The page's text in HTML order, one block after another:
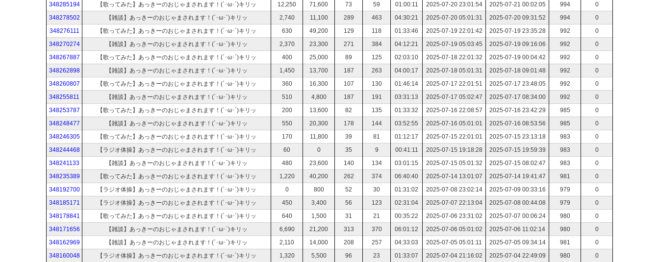
348285194
【歌ってみた】あっきーのおじゃまされます！(`･ω･´)キリッ 12,250 71,600 73 59 01:00:11 2025-07-20 23:01:54 2025-07-21 00:02:05 994
0
348278502
【雑談】あっきーのおじゃまされます！(`･ω･´)キリッ 2,740 11,100 289 463 04:30:21 2025-07-20 05:01:31 2025-07-20 09:31:52 994
0
348276111
【歌ってみた】あっきーのおじゃまされます！(`･ω･´)キリッ 630 49,200 129 118 01:33:46 2025-07-19 22:01:42 2025-07-19 23:35:28 992
0
348270274
【雑談】あっきーのおじゃまされます！(`･ω･´)キリッ 2,370 23,300 271 384 04:12:21 2025-07-19 05:03:45 2025-07-19 09:16:06 992
0
348267887
【歌ってみた】あっきーのおじゃまされます！(`･ω･´)キリッ 400 25,000 89 125 02:03:10 2025-07-18 22:01:32 2025-07-19 00:04:42 992
0
348262898
【雑談】あっきーのおじゃまされます！(`･ω･´)キリッ 1,450 13,700 187 263 04:00:17 2025-07-18 05:01:31 2025-07-18 09:01:48 992
0
348260807
【歌ってみた】あっきーのおじゃまされます！(`･ω･´)キリッ 360 16,300 107 130 01:46:14 2025-07-17 22:01:51 2025-07-17 23:48:05 992
0
348255811
【雑談】あっきーのおじゃまされます！(`･ω･´)キリッ 510 4,800 187 191 03:31:13 2025-07-17 05:02:47 2025-07-17 08:34:00 992
0
348253787
【歌ってみた】あっきーのおじゃまされます！(`･ω･´)キリッ 200 13,600 82 135 01:33:32 2025-07-16 22:08:57 2025-07-16 23:42:29 985
0
348248477
【雑談】あっきーのおじゃまされます！(`･ω･´)キリッ 550 20,300 178 144 03:52:55 2025-07-16 05:01:01 2025-07-16 08:53:56 985
0
348246305
【歌ってみた】あっきーのおじゃまされます！(`･ω･´)キリッ 170 11,800 39 81 01:12:17 2025-07-15 22:01:01 2025-07-15 23:13:18 983
0
348244468
【ラジオ体操】あっきーのおじゃまされます！(`･ω･´)キリッ 60 0 35 9 00:41:11 2025-07-15 19:18:28 2025-07-15 19:59:39 983
0
348241133
【雑談】あっきーのおじゃまされます！(`･ω･´)キリッ 480 23,600 140 134 03:01:15 2025-07-15 05:01:32 2025-07-15 08:02:47 983
0
348235389
【歌ってみた】あっきーのおじゃまされます！(`･ω･´)キリッ 1,220 40,200 262 374 06:40:40 2025-07-14 13:01:07 2025-07-14 19:41:47 981
0
348192700
【ラジオ体操】あっきーのおじゃまされます！(`･ω･´)キリッ 0 800 52 30 01:31:02 2025-07-08 23:02:14 2025-07-09 00:33:16 979
0
348185171
【ラジオ体操】あっきーのおじゃまされます！(`･ω･´)キリッ 450 3,400 56 123 02:31:04 2025-07-07 22:13:04 2025-07-08 00:44:08 979
0
348178841
【歌ってみた】あっきーのおじゃまされます！(`･ω･´)キリッ 640 1,500 31 21 00:35:22 2025-07-06 23:31:02 2025-07-07 00:06:24 980
0
348171656
【雑談】あっきーのおじゃまされます！(`･ω･´)キリッ 6,690 21,200 313 370 06:01:12 2025-07-06 05:01:02 2025-07-06 11:02:14 980
0
348162969
【雑談】あっきーのおじゃまされます！(`･ω･´)キリッ 2,110 14,000 208 257 04:33:03 2025-07-05 05:01:11 2025-07-05 09:34:14 981
0
348160048
【ラジオ体操】あっきーのおじゃまされます！(`･ω･´)キリッ 1,320 5,500 96 23 01:33:07 2025-07-04 21:16:02 2025-07-04 22:49:09 980
0